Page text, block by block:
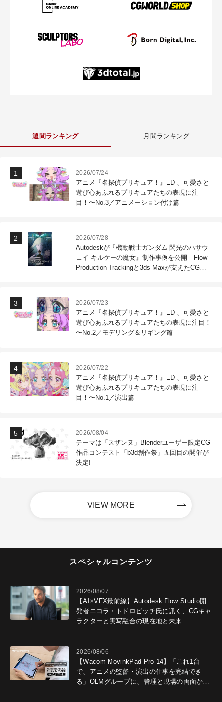
週間ランキング 月間ランキング
2026/07/24
アニメ『名探偵プリキュア！』ED 、可愛さと
遊び心あふれるプリキュアたちの表現に注
目！〜No.3／アニメーション付け篇
2026/07/28
Autodeskが『機動戦士ガンダム 閃光のハサウ
ェイ キルケーの魔女』制作事例を公開―Flow
Production Trackingと3ds Maxが支えたCG制
2026/07/23
アニメ『名探偵プリキュア！』ED 、可愛さと
遊び心あふれるプリキュアたちの表現に注目！
〜No.2／モデリング＆リギング篇
2026/07/22
アニメ『名探偵プリキュア！』ED 、可愛さと
遊び心あふれるプリキュアたちの表現に注
目！〜No.1／演出篇
2026/08/04
テーマは「スザンヌ」Blenderユーザー限定CG
作品コンテスト「b3d創作祭」五回目の開催が
決定!
VIEW MORE
スペシャルコンテンツ
2026/08/07
【AI×VFX最前線】Autodesk Flow Studio開
発者ニコラ・トドロビッチ氏に訊く、CGキャ
ラクターと実写融合の現在地と未来
2026/08/06
【Wacom MovinkPad Pro 14】「これ1台
で、アニメの監督・演出の仕事を完結でき
る」OLMグループに、管理と現場の両面から